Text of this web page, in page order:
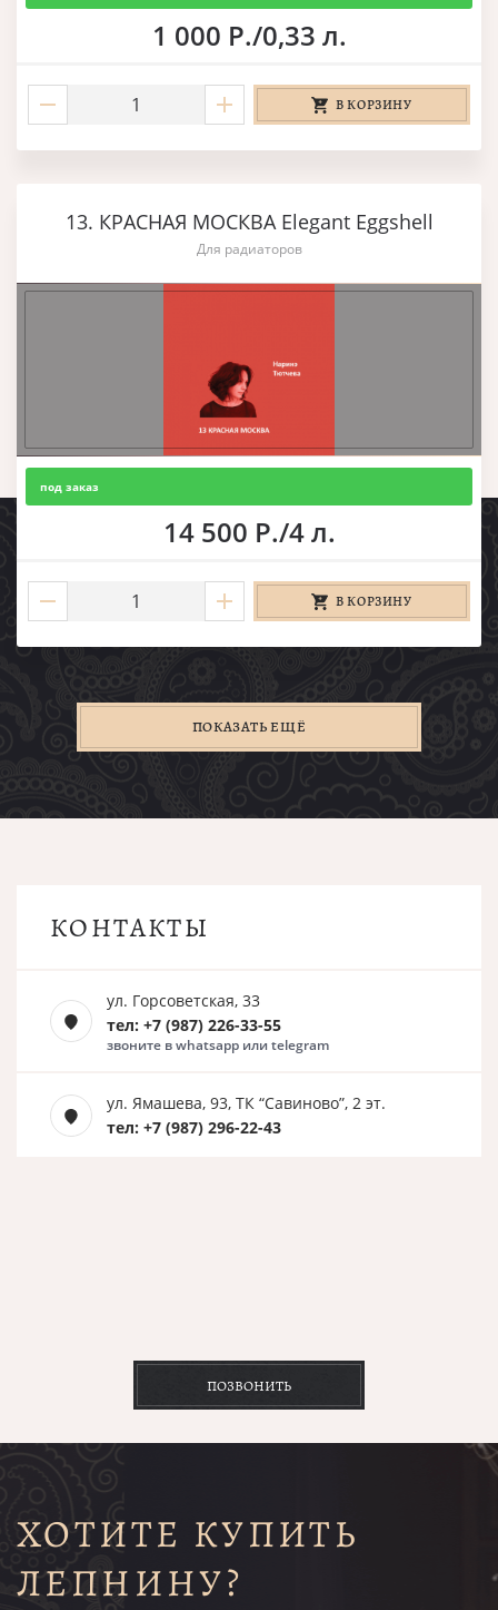
1 000 Р./0,33 л.
В КОРЗИНУ
13. КРАСНАЯ МОСКВА Elegant Eggshell
Для радиаторов
под заказ
14 500 Р./4 л.
В КОРЗИНУ
ПОКАЗАТЬ ЕЩЁ
КОНТАКТЫ
ул. Горсоветская, 33
тел: +7 (987) 226-33-55
звоните в whatsapp или telegram
ул. Ямашева, 93, ТК “Савиново”, 2 эт.
тел: +7 (987) 296-22-43
ПОЗВОНИТЬ
ХОТИТЕ КУПИТЬ
ЛЕПНИНУ?